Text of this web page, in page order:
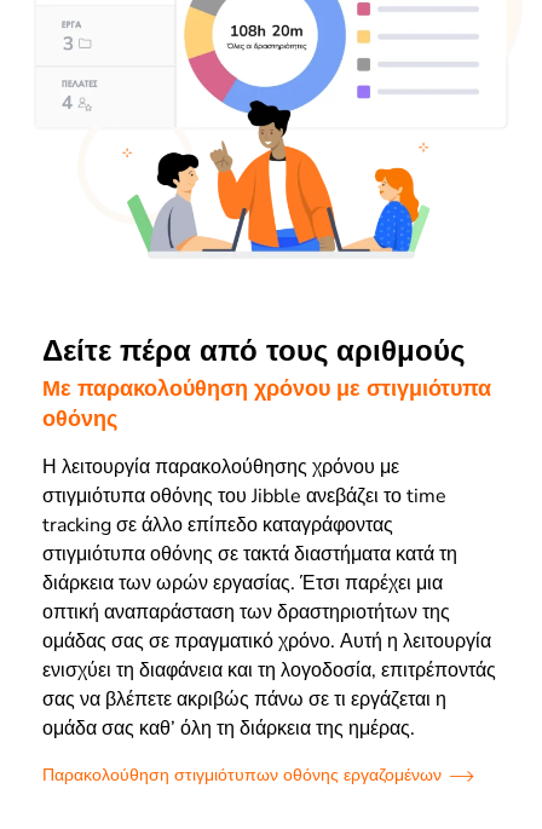
Δείτε πέρα από τους αριθμούς
Με παρακολούθηση χρόνου με στιγμιότυπα
οθόνης
Η λειτουργία παρακολούθησης χρόνου με
στιγμιότυπα οθόνης του Jibble ανεβάζει το time
tracking σε άλλο επίπεδο καταγράφοντας
στιγμιότυπα οθόνης σε τακτά διαστήματα κατά τη
διάρκεια των ωρών εργασίας. Έτσι παρέχει μια
οπτική αναπαράσταση των δραστηριοτήτων της
ομάδας σας σε πραγματικό χρόνο. Αυτή η λειτουργία
ενισχύει τη διαφάνεια και τη λογοδοσία, επιτρέποντάς
σας να βλέπετε ακριβώς πάνω σε τι εργάζεται η
ομάδα σας καθ’ όλη τη διάρκεια της ημέρας.
Παρακολούθηση στιγμιότυπων οθόνης εργαζομένων